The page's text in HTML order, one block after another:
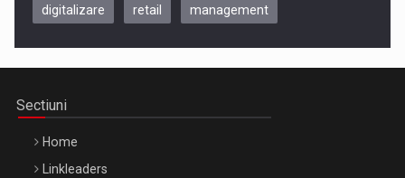
Be Inspired. Make it Happen!, CLUJ, 9 Decembrie
digitalizare retail management
Sectiuni
Home
Linkleaders